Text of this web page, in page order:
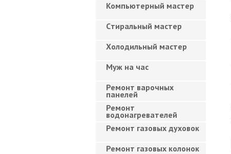
Компьютерный мастер
Cтиральный мастер
Холодильный мастер
Муж на час
Ремонт варочных
панелей
Ремонт
водонагревателей
Ремонт газовых духовок
Ремонт газовых колонок